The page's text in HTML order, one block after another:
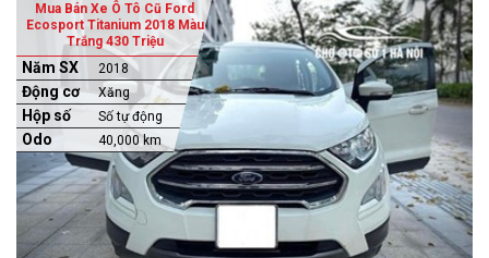
Mua Bán Xe Ô Tô Cũ Ford
Ecosport Titanium 2018 Màu
Trắng 430 Triệu
Năm SX 2018
Động cơ Xăng
Hộp số Số tự động
Odo 40,000 km